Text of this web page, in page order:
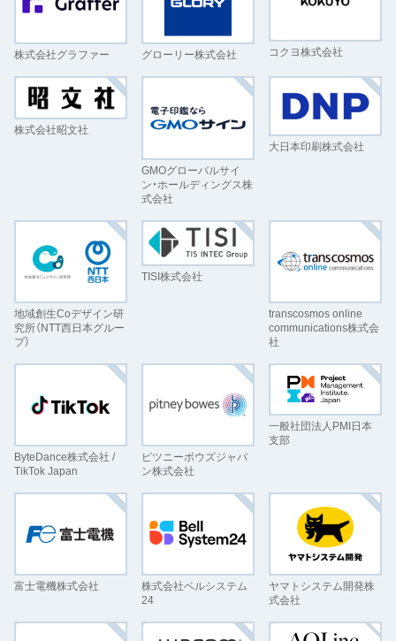
株式会社グラファー グローリー株式会社 コクヨ株式会社
株式会社昭文社
GMOグローバルサイ
ン・ホールディングス株
式会社
大日本印刷株式会社
地域創生Coデザイン研
究所（NTT西日本グルー
プ）
TISI株式会社
transcosmos online
communications株式会
社
ByteDance株式会社 /
TikTok Japan
ピツニーボウズジャパ
ン株式会社
一般社団法人PMI日本
支部
富士電機株式会社
株式会社ベルシステム
24
ヤマトシステム開発株
式会社